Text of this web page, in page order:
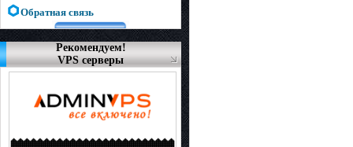
Обратная связь
Рекомендуем!
VPS серверы